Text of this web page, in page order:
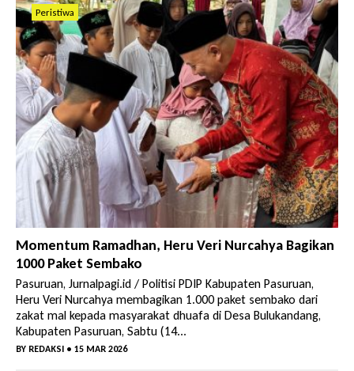
Peristiwa
Momentum Ramadhan, Heru Veri Nurcahya Bagikan
1000 Paket Sembako
Pasuruan, Jurnalpagi.id / Politisi PDIP Kabupaten Pasuruan,
Heru Veri Nurcahya membagikan 1.000 paket sembako dari
zakat mal kepada masyarakat dhuafa di Desa Bulukandang,
Kabupaten Pasuruan, Sabtu (14...
BY REDAKSI • 15 MAR 2026